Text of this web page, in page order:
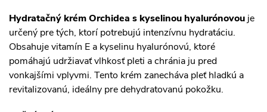
Hydratačný krém Orchidea s kyselinou hyalurónovouje
určený pre tých, ktorí potrebujú intenzívnu hydratáciu.
Obsahuje vitamín E a kyselinu hyalurónovú, ktoré
pomáhajú udržiavať vlhkosť pleti a chránia ju pred
vonkajšími vplyvmi. Tento krém zanecháva pleť hladkú a
revitalizovanú, ideálny pre dehydratovanú pokožku.